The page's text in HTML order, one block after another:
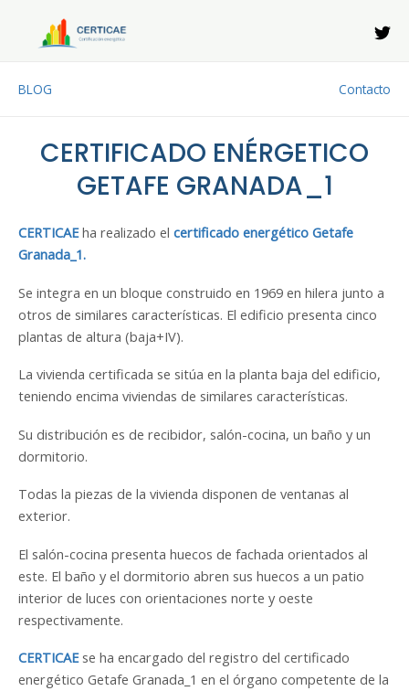
contenido
BLOG Contacto
CERTIFICADO ENÉRGETICO
GETAFE GRANADA_1
CERTICAEha realizado el certificado energético Getafe
Granada_1.
Se integra en un bloque construido en 1969 en hilera junto a
otros de similares características. El edificio presenta cinco
plantas de altura (baja+IV).
La vivienda certificada se sitúa en la planta baja del edificio,
teniendo encima viviendas de similares características.
Su distribución es de recibidor, salón-cocina, un baño y un
dormitorio.
Todas la piezas de la vivienda disponen de ventanas al
exterior.
El salón-cocina presenta huecos de fachada orientados al
este. El baño y el dormitorio abren sus huecos a un patio
interior de luces con orientaciones norte y oeste
respectivamente.
CERTICAEse ha encargado del registro del certificado
energético Getafe Granada_1 en el órgano competente de la